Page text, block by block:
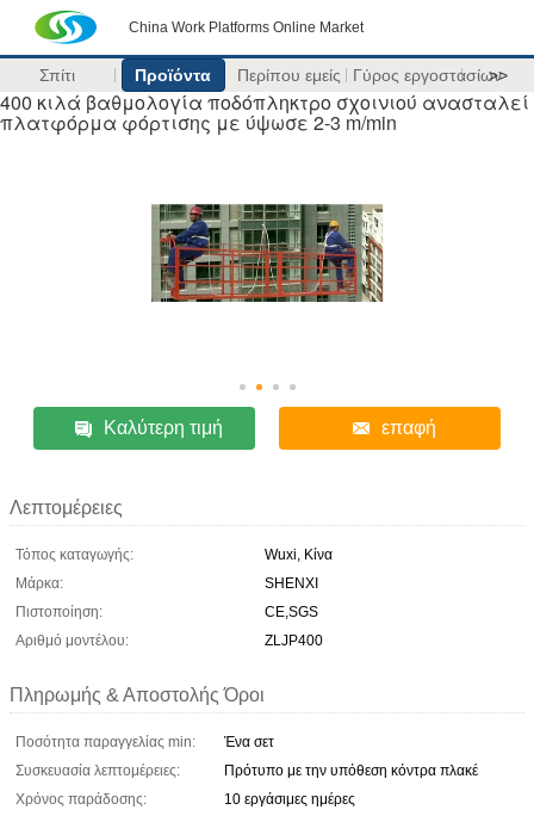
China Work Platforms Online Market
Σπίτι Προϊόντα Περίπου εμείς Γύρος εργοστασίων
>>
400 κιλά βαθμολογία ποδόπληκτρο σχοινιού ανασταλεί
πλατφόρμα φόρτισης με ύψωσε 2-3 m/min
Καλύτερη τιμή επαφή
Λεπτομέρειες
Τόπος καταγωγής:
Wuxi, Κίνα
Μάρκα:
SHENXI
Πιστοποίηση:
CE,SGS
Αριθμό μοντέλου:
ZLJP400
Πληρωμής & Αποστολής Όροι
Ποσότητα παραγγελίας min:
Ένα σετ
Συσκευασία λεπτομέρειες:
Πρότυπο με την υπόθεση κόντρα πλακέ
Χρόνος παράδοσης:
10 εργάσιμες ημέρες